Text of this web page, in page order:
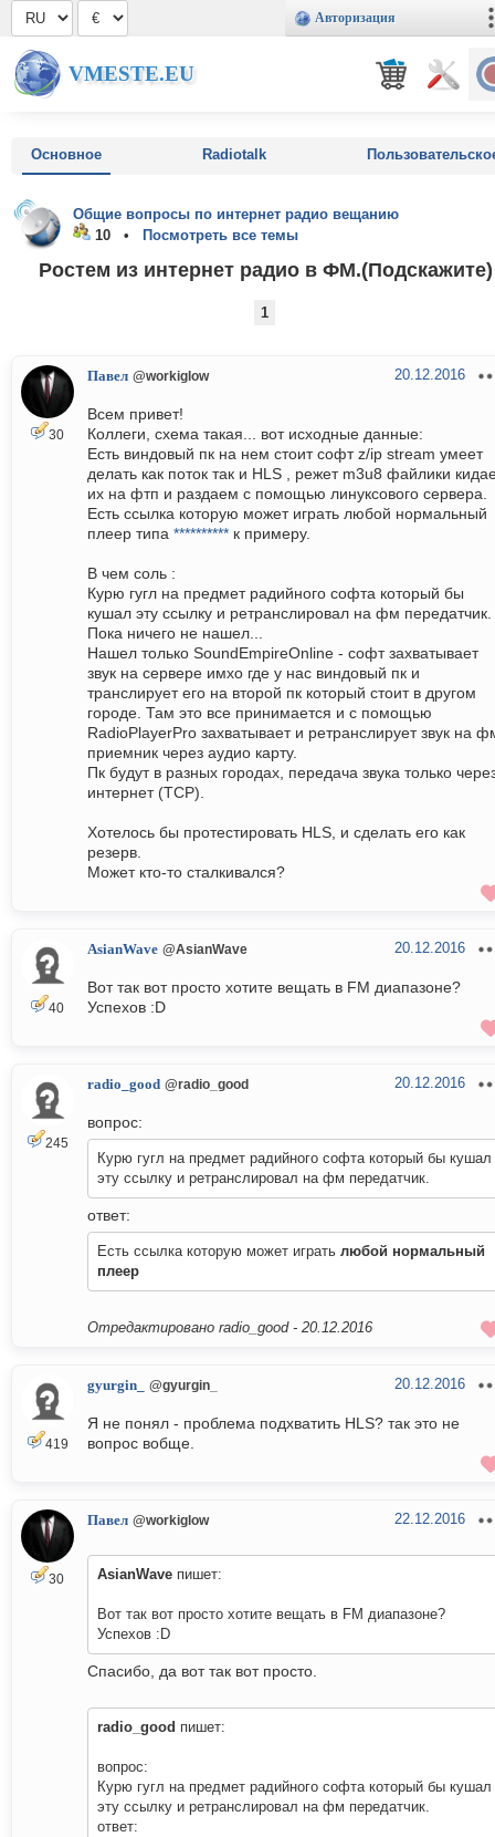
Авторизация
VMESTE.EU
Основное Radiotalk
Общие вопросы по интернет радио вещанию
10 •
Посмотреть все темы
Ростем из интернет радио в ФМ.(Подскажите)
1
30
Павел @workiglow 20.12.2016
Всем привет!
Коллеги, схема такая... вот исходные данные:
Есть виндовый пк на нем стоит софт z/ip stream умеет
делать как поток так и HLS , режет m3u8 файлики
их на фтп и раздаем с помощью линуксового сервера.
Есть ссылка которую может играть любой нормальный
плеер типа ********** к примеру.
В чем соль :
Курю гугл на предмет радийного софта который бы
кушал эту ссылку и ретранслировал на фм передатчик.
Пока ничего не нашел...
Нашел только SoundEmpireOnline - софт захватывает
звук на сервере имхо где у нас виндовый пк и
транслирует его на второй пк который стоит в другом
городе. Там это все принимается и с помощью
RadioPlayerPro захватывает и ретранслирует звук на
приемник через аудио карту.
Пк будут в разных городах, передача звука только
интернет (TCP).
Хотелось бы протестировать HLS, и сделать его как
резерв.
Может кто-то сталкивался?
40
AsianWave @AsianWave 20.12.2016
Вот так вот просто хотите вещать в FM диапазоне?
Успехов :D
245
radio_good @radio_good 20.12.2016
вопрос:
Курю гугл на предмет радийного софта который бы кушал
эту ссылку и ретранслировал на фм передатчик.
ответ:
Есть ссылка которую может играть любой нормальный
плеер
Отредактировано radio_good - 20.12.2016
419
gyurgin_ @gyurgin_ 20.12.2016
Я не понял - проблема подхватить HLS? так это не
вопрос вобще.
30
Павел @workiglow 22.12.2016
AsianWave пишет:
Вот так вот просто хотите вещать в FM диапазоне?
Успехов :D
Спасибо, да вот так вот просто.
radio_good пишет:
вопрос:
Курю гугл на предмет радийного софта который бы кушал
эту ссылку и ретранслировал на фм передатчик.
ответ: